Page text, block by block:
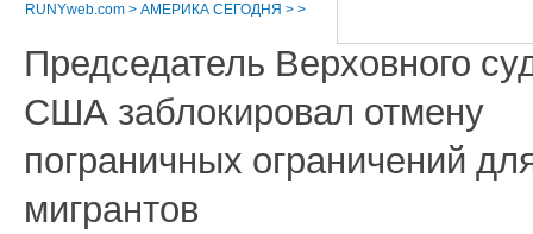
RUNYweb.com > АМЕРИКА СЕГОДНЯ > >
Председатель Верховного
США заблокировал отмену
пограничных ограничений
мигрантов